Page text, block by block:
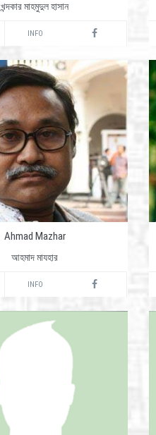
খন্দকার মাহমুদুল হাসান
INFO
Ahmad Mazhar
আহমাদ মাযহার
INFO